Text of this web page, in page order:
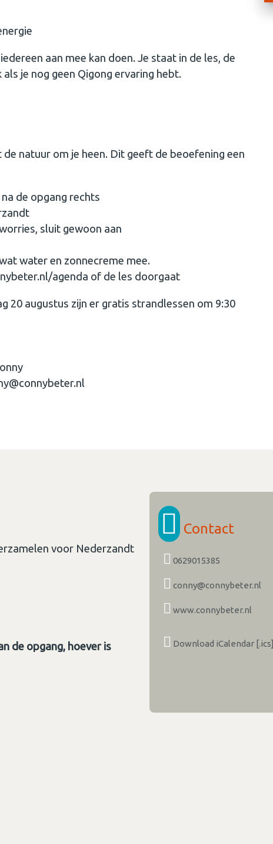
aan mee kan doen. Je staat in de les, de
je nog geen Qigong ervaring hebt.
natuur om je heen. Dit geeft de beoefening een
de opgang rechts
sluit gewoon aan
water en zonnecreme mee.
agenda of de les doorgaat
20 augustus zijn er gratis strandlessen om 9:30
voor Nederzandt
de opgang, hoever is
Contact
0629015385
conny@connybeter.nl
www.connybeter.nl
Download iCalendar [.ics]